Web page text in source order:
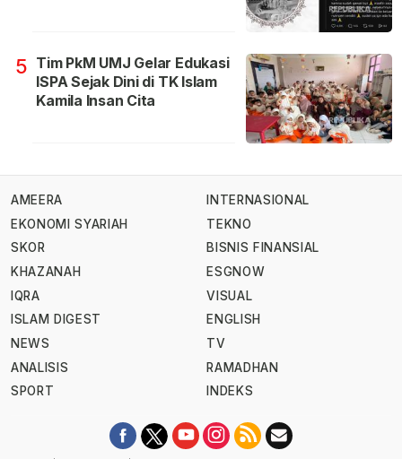
5 Tim PkM UMJ Gelar Edukasi
ISPA Sejak Dini di TK Islam
Kamila Insan Cita
AMEERA
EKONOMI SYARIAH
SKOR
KHAZANAH
IQRA
ISLAM DIGEST
NEWS
ANALISIS
SPORT
INTERNASIONAL
TEKNO
BISNIS FINANSIAL
ESGNOW
VISUAL
ENGLISH
TV
RAMADHAN
INDEKS